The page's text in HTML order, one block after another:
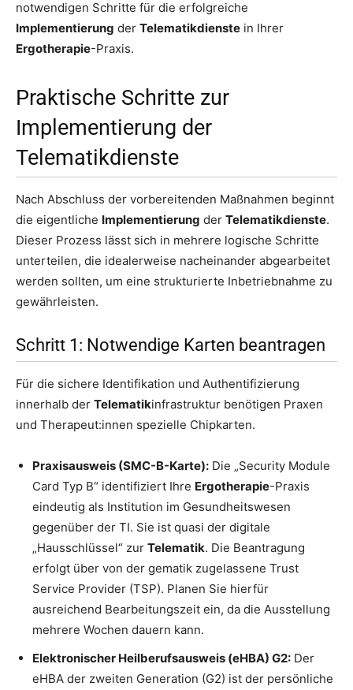
notwendigen Schritte für die erfolgreiche
Implementierung der Telematikdienste in Ihrer
Ergotherapie-Praxis.
Praktische Schritte zur
Implementierung der
Telematikdienste
Nach Abschluss der vorbereitenden Maßnahmen beginnt
die eigentliche Implementierung der Telematikdienste.
Dieser Prozess lässt sich in mehrere logische Schritte
unterteilen, die idealerweise nacheinander abgearbeitet
werden sollten, um eine strukturierte Inbetriebnahme zu
gewährleisten.
Schritt 1: Notwendige Karten beantragen
Für die sichere Identifikation und Authentifizierung
innerhalb der Telematikinfrastruktur benötigen Praxen
und Therapeut:innen spezielle Chipkarten.
Praxisausweis (SMC-B-Karte): Die „Security Module
Card Typ B“ identifiziert Ihre Ergotherapie-Praxis
eindeutig als Institution im Gesundheitswesen
gegenüber der TI. Sie ist quasi der digitale
„Hausschlüssel“ zur Telematik. Die Beantragung
erfolgt über von der gematik zugelassene Trust
Service Provider (TSP). Planen Sie hierfür
ausreichend Bearbeitungszeit ein, da die Ausstellung
mehrere Wochen dauern kann.
Elektronischer Heilberufsausweis (eHBA) G2: Der
eHBA der zweiten Generation (G2) ist der persönliche